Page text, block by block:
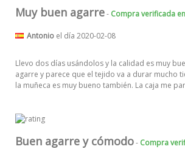
Muy buen agarre- Compra verificada en
Antonio el día 2020-02-08
Llevo dos días usándolos y la calidad es muy
agarre y parece que el tejido va a durar mucho
la muñeca es muy bueno también. La caja me
Buen agarre y cómodo- Compra